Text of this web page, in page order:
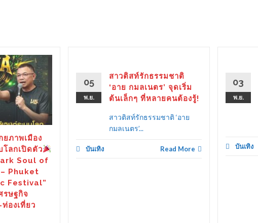
ยภาพเมือง
โลกเปิดตัว
Soul of
Phuket
Festival”
รษฐกิจ
ท่องเที่ยว
05
พ.ย.
สาวติสท์รักธรรมชาติ
‘อาย กมลเนตร’ จุดเริ่ม
ต้นเล็กๆ ที่หลายคนต้องรู้!
สาวติสท์รักธรรมชาติ ‘อาย
กมลเนตร’...
บันเทิง Read More
03
พ.ย.
บันเทิง